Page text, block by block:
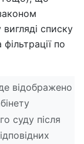
списку
по
відображено
суду після